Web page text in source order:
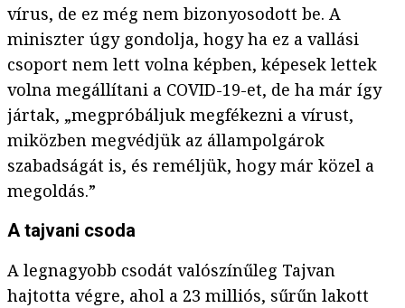
vírus, de ez még nem bizonyosodott be. A
miniszter úgy gondolja, hogy ha ez a vallási
csoport nem lett volna képben, képesek lettek
volna megállítani a COVID-19-et, de ha már így
jártak, „megpróbáljuk megfékezni a vírust,
miközben megvédjük az állampolgárok
szabadságát is, és reméljük, hogy már közel a
megoldás.”
A tajvani csoda
A legnagyobb csodát valószínűleg Tajvan
hajtotta végre, ahol a 23 milliós, sűrűn lakott